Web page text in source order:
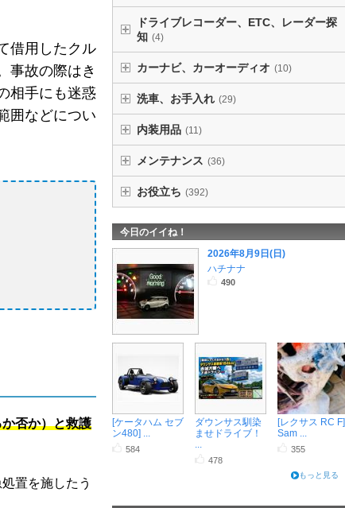
借用したクル
事故の際はき
相手にも迷惑
囲などについ
否か）と救護
置を施したう
ドライブレコーダー、ETC、レーダー探
知 (4)
カーナビ、カーオーディオ (10)
洗車、お手入れ (29)
内装用品 (11)
メンテナンス (36)
お役立ち (392)
今日のイイね！
2026年8月9日(日)
ハチナナ
490
[ケータハム セブ
ン480] ...
584
ダウンサス馴染
ませドライブ！
...
478
[レクサス RC F]
Sam ...
355
もっと見る